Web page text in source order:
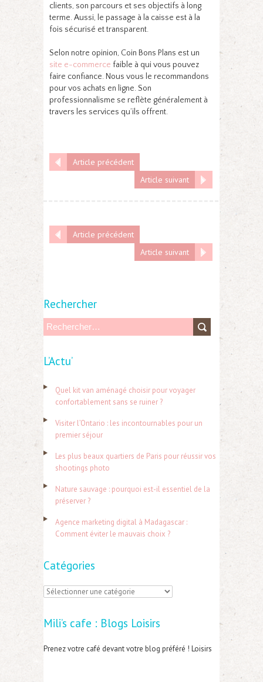
clients, son parcours et ses objectifs à long
terme. Aussi, le passage à la caisse est à la
fois sécurisé et transparent.
Selon notre opinion, Coin Bons Plans est un
site e-commerce faible à qui vous pouvez
faire confiance. Nous vous le recommandons
pour vos achats en ligne. Son
professionnalisme se reflète généralement à
travers les services qu’ils offrent.
Article précédent
Article suivant
Article précédent
Article suivant
Rechercher
h
r
:
L’Actu’
Quel kit van aménagé choisir pour voyager
confortablement sans se ruiner ?
Visiter l’Ontario : les incontournables pour un
premier séjour
Les plus beaux quartiers de Paris pour réussir vos
shootings photo
Nature sauvage : pourquoi est-il essentiel de la
préserver ?
Agence marketing digital à Madagascar :
Comment éviter le mauvais choix ?
Catégories
C
t
é
Mili’s cafe : Blogs Loisirs
Prenez votre café devant votre blog préféré ! Loisirs